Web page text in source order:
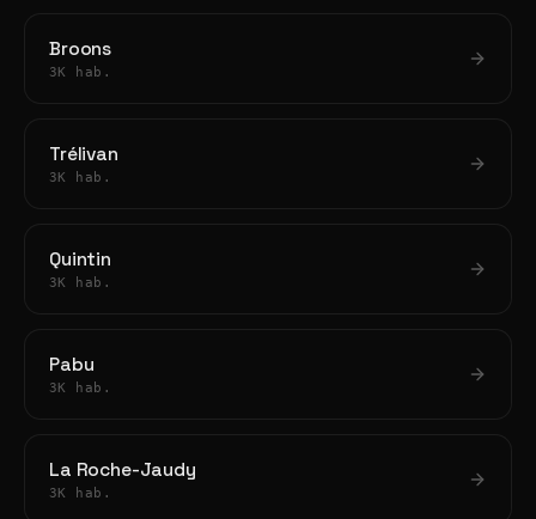
Broons
3K hab.
Trélivan
3K hab.
Quintin
3K hab.
Pabu
3K hab.
La Roche-Jaudy
3K hab.